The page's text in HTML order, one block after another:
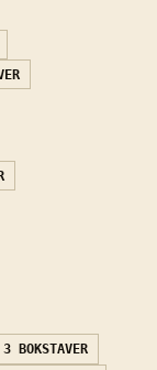
3 BOKSTAVER